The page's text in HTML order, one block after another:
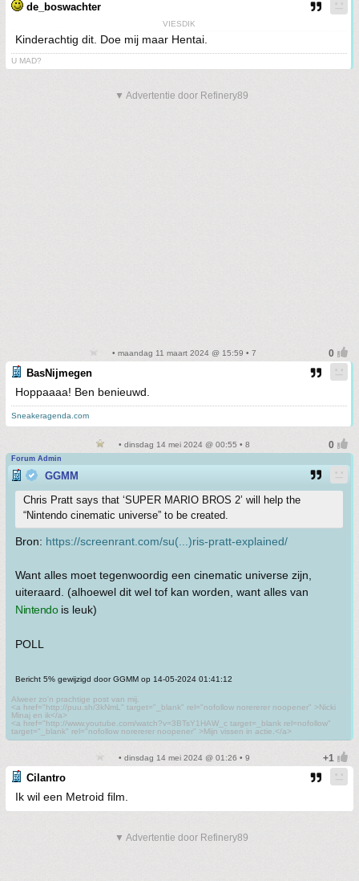
de_boswachter
VIESDIK
Kinderachtig dit. Doe mij maar Hentai.
U MAD?
▼ Advertentie door Refinery89
• maandag 11 maart 2024 @ 15:59 • 7
BasNijmegen
Hoppaaaa! Ben benieuwd.
Sneakeragenda.com
• dinsdag 14 mei 2024 @ 00:55 • 8
Forum Admin
GGMM
Chris Pratt says that ‘SUPER MARIO BROS 2’ will help the
“Nintendo cinematic universe” to be created.
Bron: https://screenrant.com/su(...)ris-pratt-explained/
Want alles moet tegenwoordig een cinematic universe zijn,
uiteraard. (alhoewel dit wel tof kan worden, want alles van
Nintendois leuk)
POLL
Bericht 5% gewijzigd door GGMM op 14-05-2024 01:41:12
Alweer zo'n prachtige post van mij.
<a href="http://puu.sh/3kNmL" target="_blank" rel="nofollow norererer noopener" >Nicki
Minaj en ik</a>
<a href="http://www.youtube.com/watch?v=3BTsY1HAW_c target=_blank rel=nofollow"
target="_blank" rel="nofollow norererer noopener" >Mijn vissen in actie.</a>
• dinsdag 14 mei 2024 @ 01:26 • 9
Cilantro
Ik wil een Metroid film.
▼ Advertentie door Refinery89